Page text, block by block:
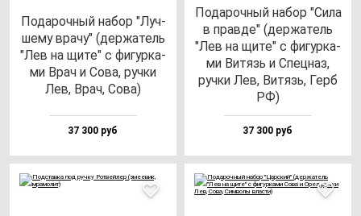
Пода­роч­ный на­бор "Луч­
ше­му вра­чу" (дер­жа­тель
"Лев на щи­те" с фи­гур­ка­
ми Врач и Сова, руч­ки
Лев, Врач, Сова)
37 300 руб
Пода­роч­ный на­бор "Сила
в прав­де" (дер­жа­тель
"Лев на щи­те" с фи­гур­ка­
ми Витязь и Спец­наз,
руч­ки Лев, Витязь, Герб
РФ)
37 300 руб